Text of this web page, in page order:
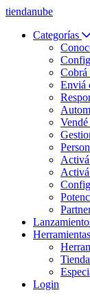
tiendanube
Categorías
Cobrá
Enviá
Herramientas
Login